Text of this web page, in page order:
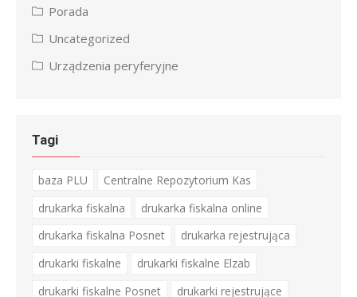
Porada
Uncategorized
Urządzenia peryferyjne
Tagi
baza PLU
Centralne Repozytorium Kas
drukarka fiskalna
drukarka fiskalna online
drukarka fiskalna Posnet
drukarka rejestrująca
drukarki fiskalne
drukarki fiskalne Elzab
drukarki fiskalne Posnet
drukarki rejestrujące